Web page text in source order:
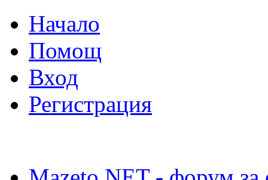
Начало
Помощ
Вход
Регистрация